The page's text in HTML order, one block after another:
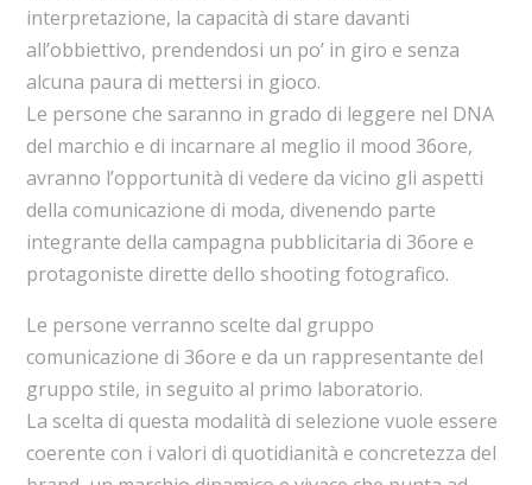
interpretazione, la capacità di stare davanti
all’obbiettivo, prendendosi un po’ in giro e senza
alcuna paura di mettersi in gioco.
Le persone che saranno in grado di leggere nel DNA
del marchio e di incarnare al meglio il mood 36ore,
avranno l’opportunità di vedere da vicino gli aspetti
della comunicazione di moda, divenendo parte
integrante della campagna pubblicitaria di 36ore e
protagoniste dirette dello shooting fotografico.
Le persone verranno scelte dal gruppo
comunicazione di 36ore e da un rappresentante del
gruppo stile, in seguito al primo laboratorio.
La scelta di questa modalità di selezione vuole essere
coerente con i valori di quotidianità e concretezza del